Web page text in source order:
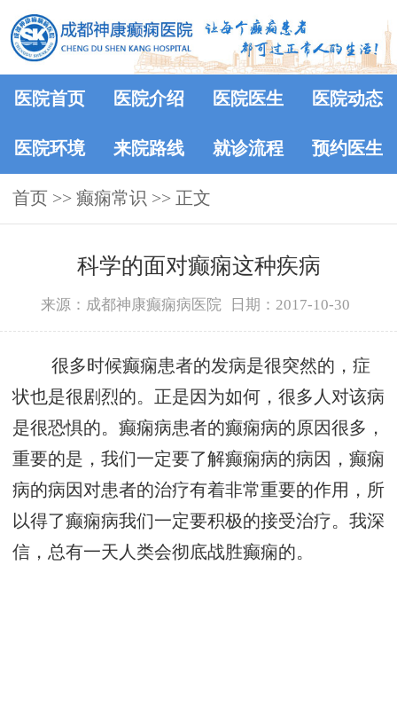
医院首页 医院介绍 医院医生 医院动态
医院环境 来院路线 就诊流程 预约医生
首页 >> 癫痫常识 >> 正文
科学的面对癫痫这种疾病
来源：成都神康癫痫病医院 日期：2017-10-30
很多时候癫痫患者的发病是很突然的，症
状也是很剧烈的。正是因为如何，很多人对该病
是很恐惧的。癫痫病患者的癫痫病的原因很多，
重要的是，我们一定要了解癫痫病的病因，癫痫
病的病因对患者的治疗有着非常重要的作用，所
以得了癫痫病我们一定要积极的接受治疗。我深
信，总有一天人类会彻底战胜癫痫的。